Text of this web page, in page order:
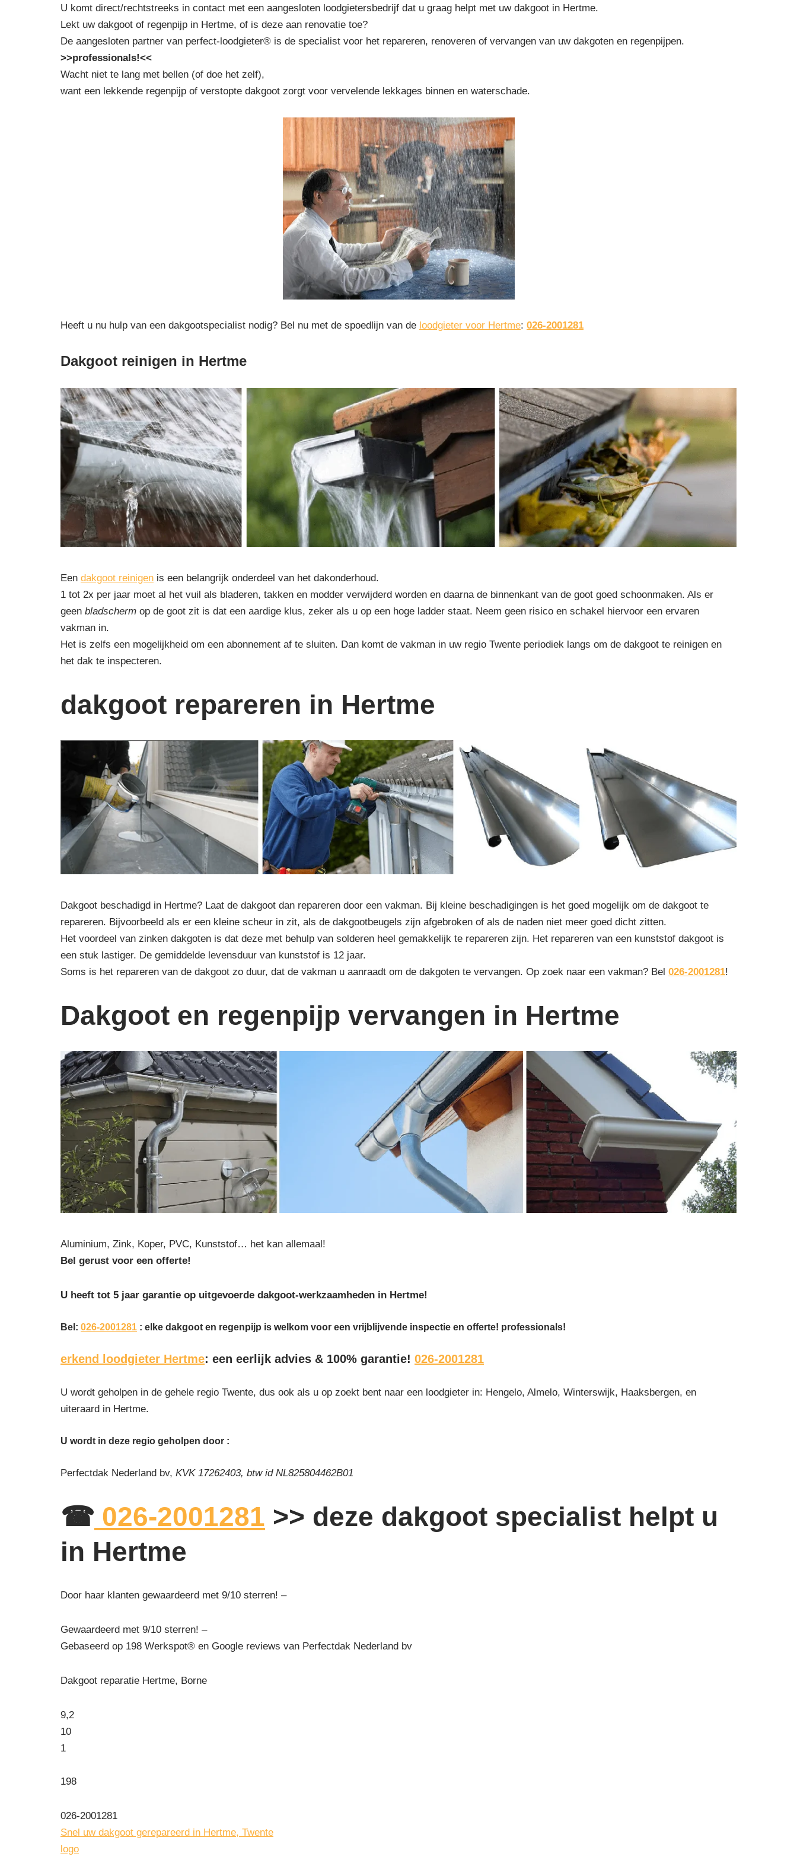
U komt direct/rechtstreeks in contact met een aangesloten loodgietersbedrijf dat u graag helpt met uw dakgoot in Hertme.
Lekt uw dakgoot of regenpijp in Hertme, of is deze aan renovatie toe?
De aangesloten partner van perfect-loodgieter® is de specialist voor het repareren, renoveren of vervangen van uw dakgoten en regenpijpen.
>>professionals!<<
Wacht niet te lang met bellen (of doe het zelf),
want een lekkende regenpijp of verstopte dakgoot zorgt voor vervelende lekkages binnen en waterschade.
Heeft u nu hulp van een dakgootspecialist nodig? Bel nu met de spoedlijn van de loodgieter voor Hertme: 026-2001281
Dakgoot reinigen in Hertme
Een dakgoot reinigen is een belangrijk onderdeel van het dakonderhoud.
1 tot 2x per jaar moet al het vuil als bladeren, takken en modder verwijderd worden en daarna de binnenkant van de goot goed schoonmaken. Als er
geen bladscherm op de goot zit is dat een aardige klus, zeker als u op een hoge ladder staat. Neem geen risico en schakel hiervoor een ervaren
vakman in.
Het is zelfs een mogelijkheid om een abonnement af te sluiten. Dan komt de vakman in uw regio Twente periodiek langs om de dakgoot te reinigen en
het dak te inspecteren.
dakgoot repareren in Hertme
Dakgoot beschadigd in Hertme? Laat de dakgoot dan repareren door een vakman. Bij kleine beschadigingen is het goed mogelijk om de dakgoot te
repareren. Bijvoorbeeld als er een kleine scheur in zit, als de dakgootbeugels zijn afgebroken of als de naden niet meer goed dicht zitten.
Het voordeel van zinken dakgoten is dat deze met behulp van solderen heel gemakkelijk te repareren zijn. Het repareren van een kunststof dakgoot is
een stuk lastiger. De gemiddelde levensduur van kunststof is 12 jaar.
Soms is het repareren van de dakgoot zo duur, dat de vakman u aanraadt om de dakgoten te vervangen. Op zoek naar een vakman? Bel 026-2001281!
Dakgoot en regenpijp vervangen in Hertme
Aluminium, Zink, Koper, PVC, Kunststof… het kan allemaal!
Bel gerust voor een offerte!
U heeft tot 5 jaar garantie op uitgevoerde dakgoot-werkzaamheden in Hertme!
Bel: 026-2001281 : elke dakgoot en regenpijp is welkom voor een vrijblijvende inspectie en offerte! professionals!
erkend loodgieter Hertme: een eerlijk advies & 100% garantie! 026-2001281
U wordt geholpen in de gehele regio Twente, dus ook als u op zoekt bent naar een loodgieter in: Hengelo, Almelo, Winterswijk, Haaksbergen, en
uiteraard in Hertme.
U wordt in deze regio geholpen door :
Perfectdak Nederland bv, KVK 17262403, btw id NL825804462B01
☎ 026-2001281 >> deze dakgoot specialist helpt u
in Hertme
Door haar klanten gewaardeerd met 9/10 sterren! –
Gewaardeerd met 9/10 sterren! –
Gebaseerd op 198 Werkspot® en Google reviews van Perfectdak Nederland bv
Dakgoot reparatie Hertme, Borne
9,2
10
1
198
026-2001281
Snel uw dakgoot gerepareerd in Hertme, Twente
logo